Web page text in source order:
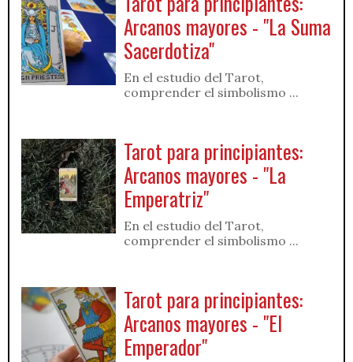
Arcanos mayores - "La Suma
Sacerdotiza"
En el estudio del Tarot,
comprender el simbolismo ...
Tarot para principiantes:
Arcanos mayores - "La
Emperatriz"
En el estudio del Tarot,
comprender el simbolismo ...
Tarot para principiantes:
Arcanos mayores - "El
Emperador"